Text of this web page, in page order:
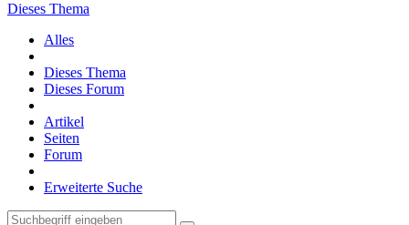
Dieses Thema
Alles
Dieses Thema
Dieses Forum
Artikel
Seiten
Forum
Erweiterte Suche